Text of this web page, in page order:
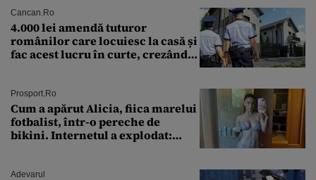
Cancan.ro
4.000 lei amendă tuturor
românilor care locuiesc la casă și
fac acest lucru în curte, crezând
Prosport.ro
Cum a apărut Alicia, fiica marelui
fotbalist, într-o pereche de
bikini. Internetul a explodat:
Adevarul